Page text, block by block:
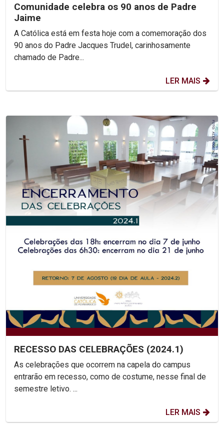
Comunidade celebra os 90 anos de Padre
Jaime
A Católica está em festa hoje com a comemoração dos
90 anos do Padre Jacques Trudel, carinhosamente
chamado de Padre...
LER MAIS
RECESSO DAS CELEBRAÇÕES (2024.1)
As celebrações que ocorrem na capela do campus
entrarão em recesso, como de costume, nesse final de
semestre letivo. ...
LER MAIS